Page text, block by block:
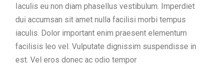
Iaculis eu non diam phasellus vestibulum. Imperdiet
dui accumsan sit amet nulla facilisi morbi tempus
iaculis. Dolor important enim praesent elementum
facilisis leo vel. Vulputate dignissim suspendisse in
est. Vel eros donec ac odio tempor